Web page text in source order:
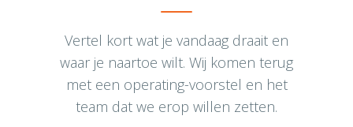
Vertel kort wat je vandaag draait en
waar je naartoe wilt. Wij komen terug
met een operating-voorstel en het
team dat we erop willen zetten.